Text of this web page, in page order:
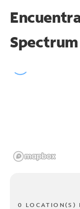
Spectrum
0 LOCATION(S)